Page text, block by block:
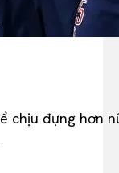
đựng hơn